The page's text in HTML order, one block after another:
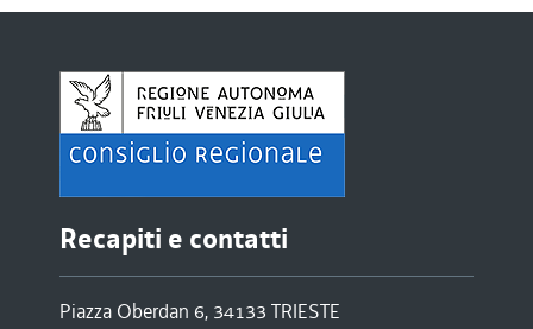
Recapiti e contatti
Piazza Oberdan 6, 34133 TRIESTE